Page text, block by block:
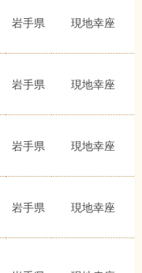
岩手県 現地幸座
岩手県 現地幸座
岩手県 現地幸座
岩手県 現地幸座